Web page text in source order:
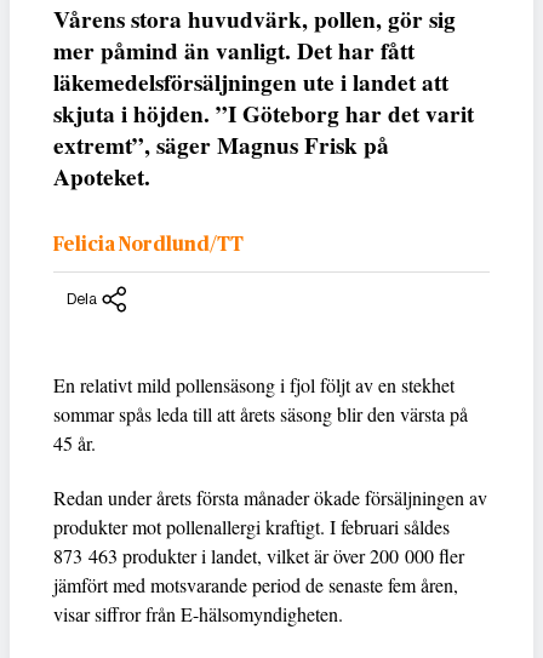
Vårens stora huvudvärk, pollen, gör sig
mer påmind än vanligt. Det har fått
läkemedelsförsäljningen ute i landet att
skjuta i höjden. ”I Göteborg har det varit
extremt”, säger Magnus Frisk på
Apoteket.
Felicia Nordlund/TT
Dela
En relativt mild pollensäsong i fjol följt av en stekhet
sommar spås leda till att årets säsong blir den värsta på
45 år.
Redan under årets första månader ökade försäljningen av
produkter mot pollenallergi kraftigt. I februari såldes
873 463 produkter i landet, vilket är över 200 000 fler
jämfört med motsvarande period de senaste fem åren,
visar siffror från E-hälsomyndigheten.